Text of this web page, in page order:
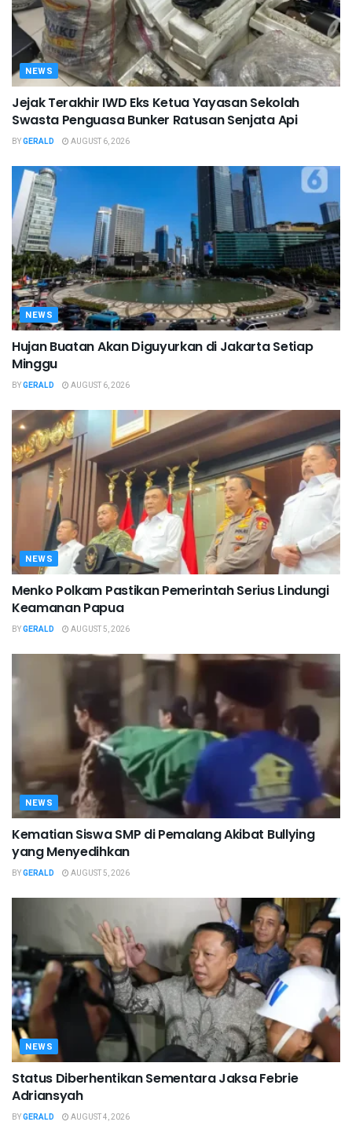
NEWS
Jejak Terakhir IWD Eks Ketua Yayasan Sekolah
Swasta Penguasa Bunker Ratusan Senjata Api
BYGERALD AUGUST 6, 2026
NEWS
Hujan Buatan Akan Diguyurkan di Jakarta Setiap
Minggu
BYGERALD AUGUST 6, 2026
NEWS
Menko Polkam Pastikan Pemerintah Serius Lindungi
Keamanan Papua
BYGERALD AUGUST 5, 2026
NEWS
Kematian Siswa SMP di Pemalang Akibat Bullying
yang Menyedihkan
BYGERALD AUGUST 5, 2026
NEWS
Status Diberhentikan Sementara Jaksa Febrie
Adriansyah
BYGERALD AUGUST 4, 2026